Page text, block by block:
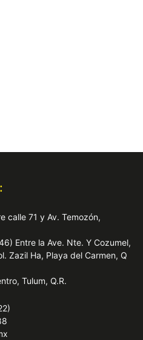
calle 71 y Av. Temozón,
Entre la Ave. Nte. Y Cozumel,
Zazil Ha, Playa del Carmen, Q
Tulum, Q.R.